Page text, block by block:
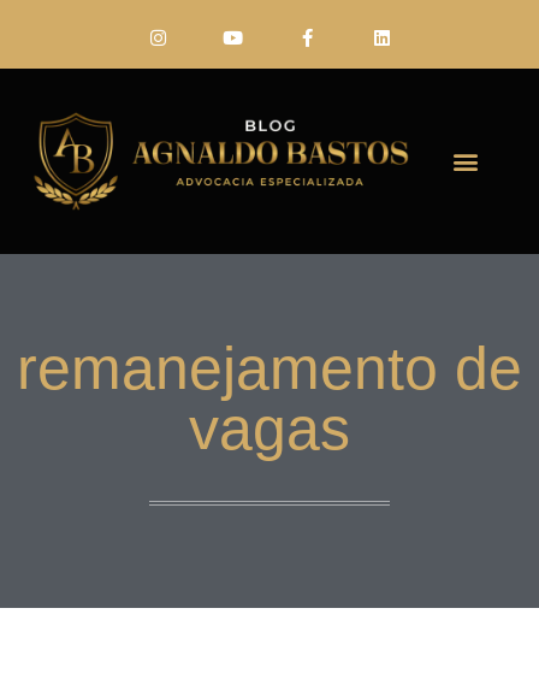
remanejamento de
vagas